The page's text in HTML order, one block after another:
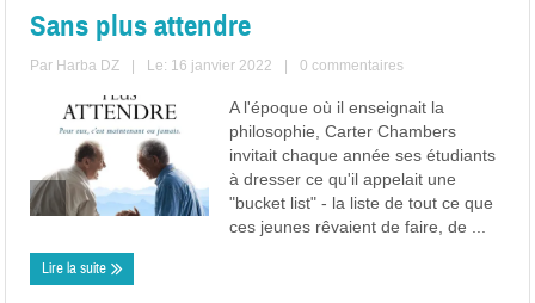
Sans plus attendre
Par Harba DZ Le: 16 janvier 2022 0 commentaires
A l'époque où il enseignait la
philosophie, Carter Chambers
invitait chaque année ses étudiants
à dresser ce qu'il appelait une
"bucket list" - la liste de tout ce que
ces jeunes rêvaient de faire, de ...
Lire la suite